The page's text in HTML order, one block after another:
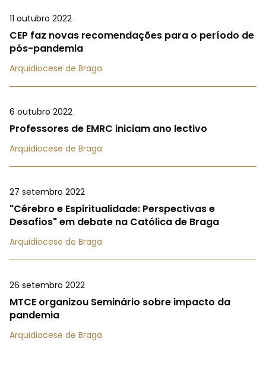
11 outubro 2022
CEP faz novas recomendações para o período de
pós-pandemia
Arquidiocese de Braga
6 outubro 2022
Professores de EMRC iniciam ano lectivo
Arquidiocese de Braga
27 setembro 2022
"Cérebro e Espiritualidade: Perspectivas e
Desafios" em debate na Católica de Braga
Arquidiocese de Braga
26 setembro 2022
MTCE organizou Seminário sobre impacto da
pandemia
Arquidiocese de Braga